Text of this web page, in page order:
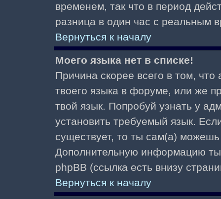
временем, так что в период
разница в один час с реальным
Вернуться к началу
Моего языка нет в списке!
Причина скорее всего в том,
твоего языка в форуме, или же
твой язык. Попробуй узнать у
установить требуемый язык.
существует, то ты сам(а)
Дополнительную информацию
phpBB (ссылка есть внизу
Вернуться к началу